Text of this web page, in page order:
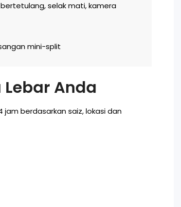
selak mati, kamera
mini-split
Anda
berdasarkan saiz, lokasi dan